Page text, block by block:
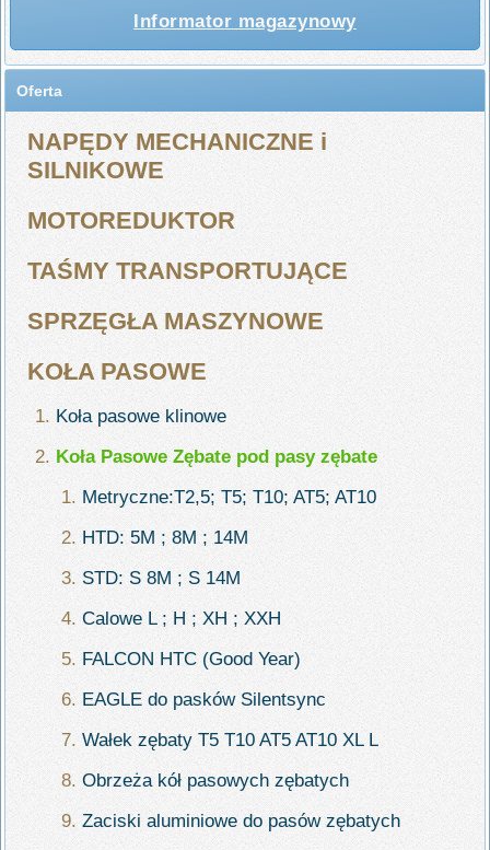
Informator magazynowy
Oferta
NAPĘDY MECHANICZNE i
SILNIKOWE
MOTOREDUKTOR
TAŚMY TRANSPORTUJĄCE
SPRZĘGŁA MASZYNOWE
KOŁA PASOWE
Koła pasowe klinowe
Koła Pasowe Zębate pod pasy zębate
Metryczne:T2,5; T5; T10; AT5; AT10
HTD: 5M ; 8M ; 14M
STD: S 8M ; S 14M
Calowe L ; H ; XH ; XXH
FALCON HTC (Good Year)
EAGLE do pasków Silentsync
Wałek zębaty T5 T10 AT5 AT10 XL L
Obrzeża kół pasowych zębatych
Zaciski aluminiowe do pasów zębatych